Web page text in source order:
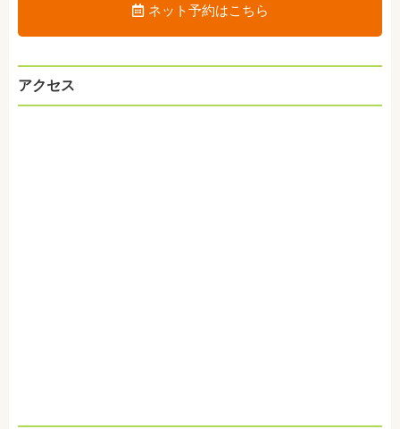
ネット予約はこちら
アクセス